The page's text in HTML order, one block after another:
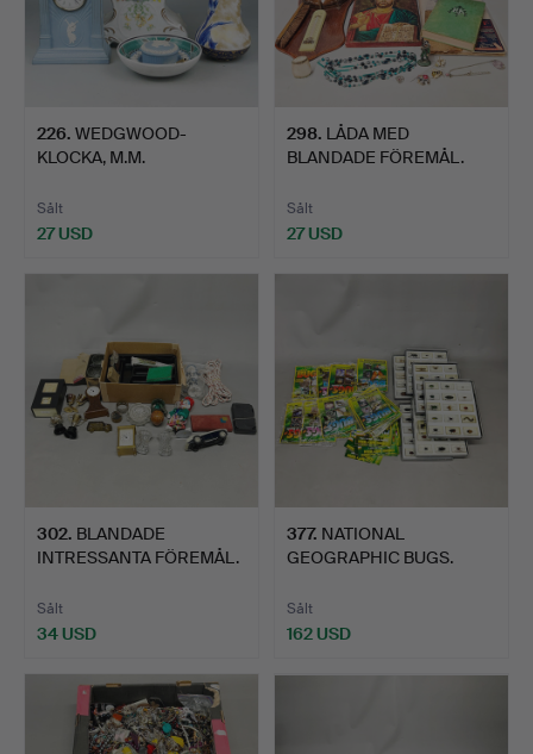
226. WEDGWOOD-
KLOCKA, M.M.
Sålt
27 USD
298. LÅDA MED
BLANDADE FÖREMÅL.
Sålt
27 USD
302. BLANDADE
INTRESSANTA FÖREMÅL.
Sålt
34 USD
377. NATIONAL
GEOGRAPHIC BUGS.
Sålt
162 USD